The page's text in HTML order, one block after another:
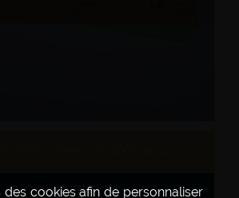
3,30 € TTC
des cookies afin de personnaliser